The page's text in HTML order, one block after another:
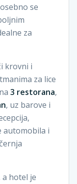
se
za
krovni i
za lice
3 restorana,
, uz barove i
automobila i
hotel je